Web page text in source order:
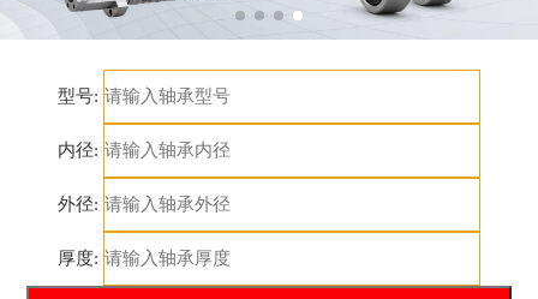
型号:
内径:
外径:
厚度: